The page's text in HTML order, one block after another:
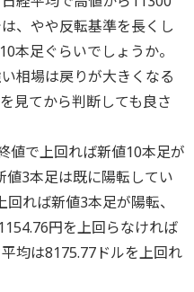
、やや反転基準を長くし
本足ぐらいでしょうか。
相場は戻りが大きくなる
見てから判断しても良さ
値で上回れば新値10本足が
値3本足は既に陽転してい
れば新値3本足が陽転、
円を上回らなければ
均は8175.77ドルを上回れ